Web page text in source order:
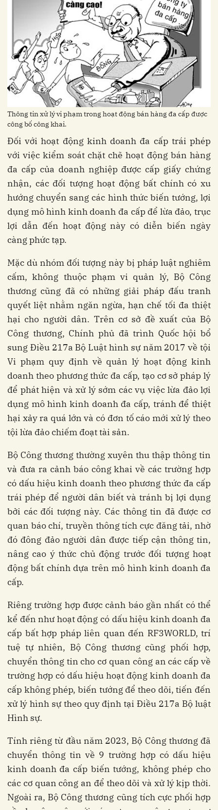
Thông tin xử lý vi phạm trong hoạt động bán hàng đa cấp được
công bố công khai.
Đối với hoạt động kinh doanh đa cấp trái phép
với việc kiểm soát chặt chẽ hoạt động bán hàng
đa cấp của doanh nghiệp được cấp giấy chứng
nhận, các đối tượng hoạt động bất chính có xu
hướng chuyển sang các hình thức biến tướng, lợi
dụng mô hình kinh doanh đa cấp để lừa đảo, trục
lợi dẫn đến hoạt động này có diễn biến ngày
càng phức tạp.
Mặc dù nhóm đối tượng này bị pháp luật nghiêm
cấm, không thuộc phạm vi quản lý, Bộ Công
thương cũng đã có những giải pháp đấu tranh
quyết liệt nhằm ngăn ngừa, hạn chế tối đa thiệt
hại cho người dân. Trên cơ sở đề xuất của Bộ
Công thương, Chính phủ đã trình Quốc hội bổ
sung Điều 217a Bộ Luật hình sự năm 2017 về tội
Vi phạm quy định về quản lý hoạt động kinh
doanh theo phương thức đa cấp, tạo cơ sở pháp lý
để phát hiện và xử lý sớm các vụ việc lừa đảo lợi
dụng mô hình kinh doanh đa cấp, tránh để thiệt
hại xảy ra quá lớn và có đơn tố cáo mới xử lý theo
tội lừa đảo chiếm đoạt tài sản.
Bộ Công thương thường xuyên thu thập thông tin
và đưa ra cảnh báo công khai về các trường hợp
có dấu hiệu kinh doanh theo phương thức đa cấp
trái phép để người dân biết và tránh bị lợi dụng
bởi các đối tượng này. Các thông tin đã được cơ
quan báo chí, truyền thông tích cực đăng tải, nhờ
đó đông đảo người dân được tiếp cận thông tin,
nâng cao ý thức chủ động trước đối tượng hoạt
động bất chính dựa trên mô hình kinh doanh đa
cấp.
Riêng trường hợp được cảnh báo gần nhất có thể
kể đến như hoạt động có dấu hiệu kinh doanh đa
cấp bất hợp pháp liên quan đến RF3WORLD, trí
tuệ tự nhiên, Bộ Công thương cũng phối hợp,
chuyển thông tin cho cơ quan công an các cấp về
trường hợp có dấu hiệu hoạt động kinh doanh đa
cấp không phép, biến tướng để theo dõi, tiến đến
xử lý hình sự theo quy định tại Điều 217a Bộ luật
Hình sự.
Tính riêng từ đầu năm 2023, Bộ Công thương đã
chuyển thông tin về 9 trường hợp có dấu hiệu
kinh doanh đa cấp biến tướng, không phép cho
các cơ quan công an để theo dõi và xử lý kịp thời.
Ngoài ra, Bộ Công thương cũng tích cực phối hợp